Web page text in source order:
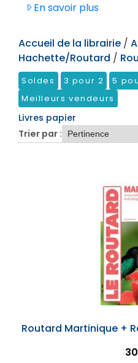
En savoir plus
Accueil de la librairie /
Hachette/Routard /
Soldes 3 pour 2
5
Meilleurs vendeurs
Livres papier
Trier par :
Routard Martinique +